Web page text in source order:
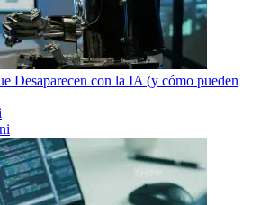
Desaparecen con la IA (y cómo pueden